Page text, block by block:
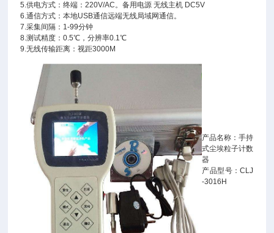
5.供电方式：终端：220V/AC。备用电源 无线主机 DC5V
6.通信方式：本地USB通信远端无线局域网通信。
7.采集间隔：1-99分钟
8.测试精度：0.5℃，分辨率0.1℃
9.无线传输距离：视距3000M
产品名称：手持
式尘埃粒子计数
器
产品型号：CLJ
-3016H